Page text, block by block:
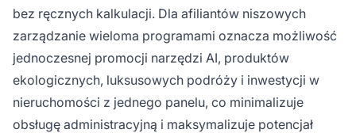
bez ręcznych kalkulacji. Dla afiliantów niszowych
zarządzanie wieloma programami oznacza możliwość
jednoczesnej promocji narzędzi AI, produktów
ekologicznych, luksusowych podróży i inwestycji w
nieruchomości z jednego panelu, co minimalizuje
obsługę administracyjną i maksymalizuje potencjał